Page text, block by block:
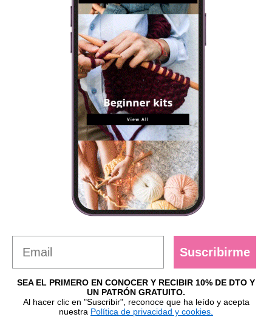
Suscribirme
SEA EL PRIMERO EN CONOCER Y RECIBIR 10% DE DTO Y
UN PATRÓN GRATUITO.
Al hacer clic en "Suscribir", reconoce que ha leído y acepta
nuestra Política de privacidad y cookies.